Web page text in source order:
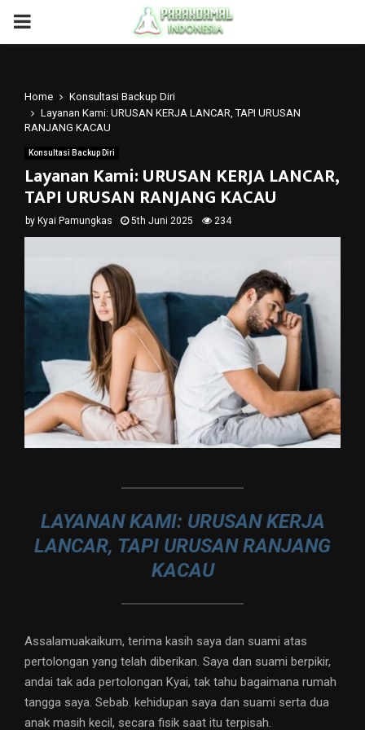
PRIMARY
Home
Konsultasi Backup Diri
Layanan Kami: URUSAN KERJA LANCAR, TAPI URUSAN
RANJANG KACAU
Konsultasi Backup Diri
Layanan Kami: URUSAN KERJA LANCAR,
TAPI URUSAN RANJANG KACAU
by Kyai Pamungkas 5th Juni 2025 234
LAYANAN KAMI: URUSAN KERJA
LANCAR, TAPI URUSAN RANJANG
KACAU
Assalamuakaikum, terima kasih saya dan suami atas
pertolongan yang telah diberikan. Saya dan suami berpikir,
andai tak ada pertolongan Kyai, tak tahu bagaimana rumah
tangga saya. Sebab. kehidupan saya dan suami serta dua
anak masih kecil, secara fisik saat itu terpisah.